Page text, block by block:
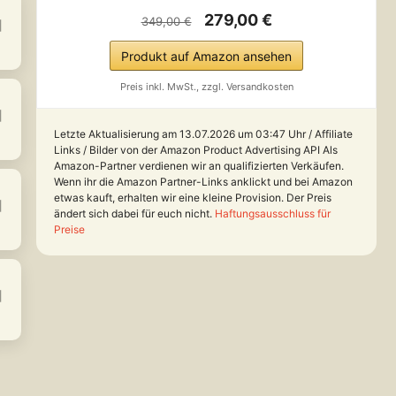
349,00 € 279,00 €
Produkt auf Amazon ansehen
Preis inkl. MwSt., zzgl. Versandkosten
Letzte Aktualisierung am 13.07.2026 um 03:47 Uhr / Affiliate
Links / Bilder von der Amazon Product Advertising API Als
Amazon-Partner verdienen wir an qualifizierten Verkäufen.
Wenn ihr die Amazon Partner-Links anklickt und bei Amazon
etwas kauft, erhalten wir eine kleine Provision. Der Preis
ändert sich dabei für euch nicht. Haftungsausschluss für
Preise